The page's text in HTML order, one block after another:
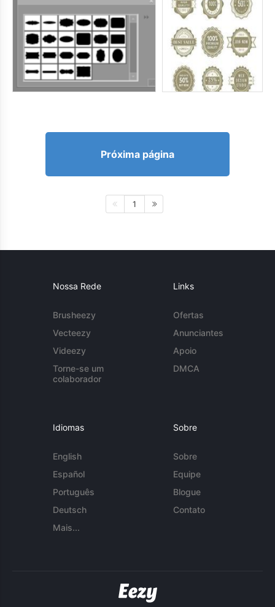
Próxima página
1
Nossa Rede
Brusheezy
Vecteezy
Videezy
Torne-se um
colaborador
Links
Ofertas
Anunciantes
Apoio
DMCA
Idiomas
English
Español
Português
Deutsch
Mais...
Sobre
Sobre
Equipe
Blogue
Contato